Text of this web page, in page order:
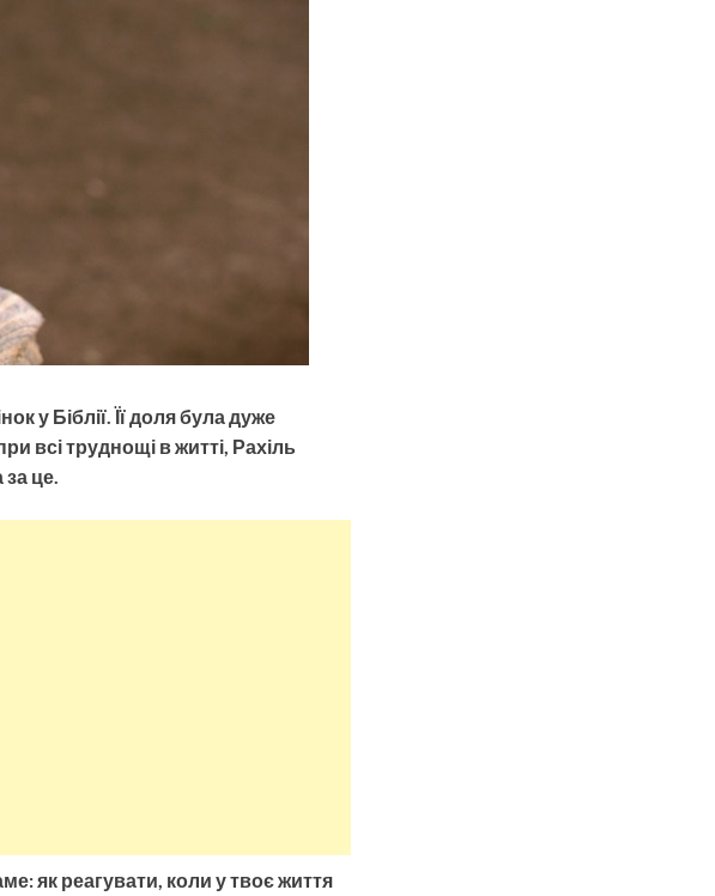
у Біблії. Її доля була дуже
всі труднощі в житті, Рахіль
це.
як реагувати, коли у твоє життя